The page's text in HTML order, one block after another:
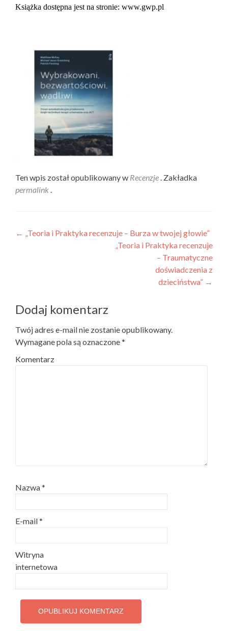
Książka dostępna jest na stronie: www.gwp.pl
Ten wpis został opublikowany w Recenzje . Zakładka
permalink
Nawigacja wpisu
←
„Teoria i Praktyka recenzuje – Burza w twojej głowie”
„Teoria i Praktyka recenzuje
– Traumatyczne
doświadczenia z
dzieciństwa” →
Dodaj komentarz
Twój adres e-mail nie zostanie opublikowany.
Wymagane pola są oznaczone*
Komentarz
Nazwa*
E-mail*
Witryna
internetowa